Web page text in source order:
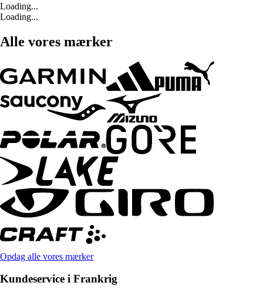
Loading...
Loading...
Alle vores mærker
Opdag alle vores mærker
Kundeservice i Frankrig